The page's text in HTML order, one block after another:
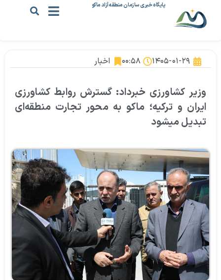
پایگاه خبری سازمان منطقه آزاد ماکو
۱۴۰۵-۰۱-۲۹ ۰۰:۵۸ اخبار
وزیر کشاورزی خبرداد: گسترش روابط کشاورزی
ایران و ترکیه؛ ماکو به محور تجارت منطقه‌ای
تبدیل میشود